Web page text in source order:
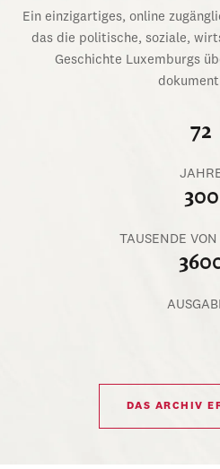
Ein einzigartiges, online
das die politische, soziale,
Geschichte Luxemburgs
72
300
TAUSENDE
DAS ARCHIV